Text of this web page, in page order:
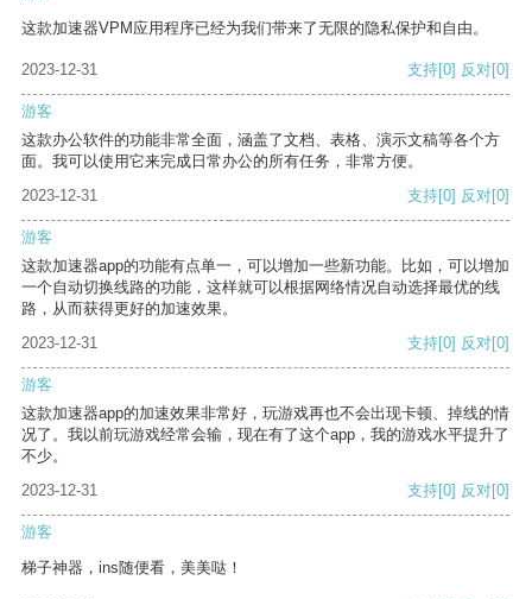
这款加速器VPM应用程序已经为我们带来了无限的隐私保护和自由。
2023-12-31 支持[0] 反对[0]
游客
这款办公软件的功能非常全面，涵盖了文档、表格、演示文稿等各个方
面。我可以使用它来完成日常办公的所有任务，非常方便。
2023-12-31
支持[0] 反对[0]
游客
这款加速器app的功能有点单一，可以增加一些新功能。比如，可以增加
一个自动切换线路的功能，这样就可以根据网络情况自动选择最优的线
路，从而获得更好的加速效果。
2023-12-31
支持[0] 反对[0]
游客
这款加速器app的加速效果非常好，玩游戏再也不会出现卡顿、掉线的情
况了。我以前玩游戏经常会输，现在有了这个app，我的游戏水平提升了
不少。
2023-12-31
支持[0] 反对[0]
游客
梯子神器，ins随便看，美美哒！